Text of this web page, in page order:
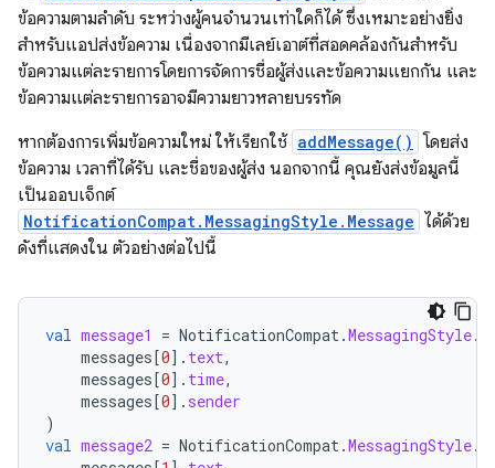
ข้อความตามลำดับ ระหว่างผู้คนจำนวนเท่าใดก็ได้ ซึ่งเหมาะอย่างยิ่ง
สำหรับแอปส่งข้อความ เนื่องจากมีเลย์เอาต์ที่สอดคล้องกันสำหรับ
ข้อความแต่ละรายการโดยการจัดการชื่อผู้ส่งและข้อความแยกกัน และ
ข้อความแต่ละรายการอาจมีความยาวหลายบรรทัด
หากต้องการเพิ่มข้อความใหม่ ให้เรียกใช้ addMessage() โดยส่ง
ข้อความ เวลาที่ได้รับ และชื่อของผู้ส่ง นอกจากนี้ คุณยังส่งข้อมูลนี้
เป็นออบเจ็กต์
NotificationCompat.MessagingStyle.Message ได้ด้วย
ดังที่แสดงใน ตัวอย่างต่อไปนี้
val message1 = NotificationCompat.MessagingStyle.
messages[0] . text,
messages[0] . time,
messages[0] . sender
)
val message2 = NotificationCompat.MessagingStyle.